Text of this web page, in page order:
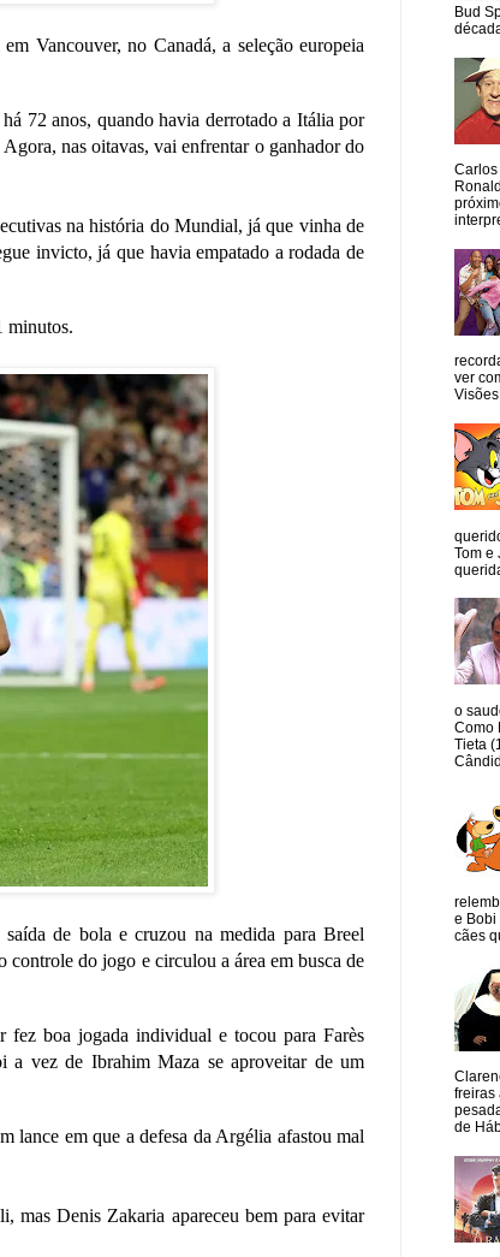
Vancouver, no Canadá, a seleção europeia
72 anos, quando havia derrotado a Itália por
nas oitavas, vai enfrentar o ganhador do
na história do Mundial, já que vinha de
invicto, já que havia empatado a rodada de
minutos.
de bola e cruzou na medida para Breel
do jogo e circulou a área em busca de
boa jogada individual e tocou para Farès
a vez de Ibrahim Maza se aproveitar de um
lance em que a defesa da Argélia afastou mal
mas Denis Zakaria apareceu bem para evitar
Bud
Carlos
ver
Tom e
o
Como
Tieta
e Bobi
cães
freiras
de